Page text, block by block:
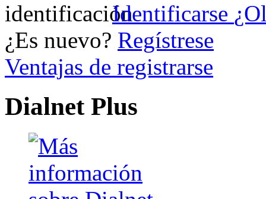
Identificarse
¿Es nuevo? Regístrese
Ventajas de registrarse
Dialnet Plus